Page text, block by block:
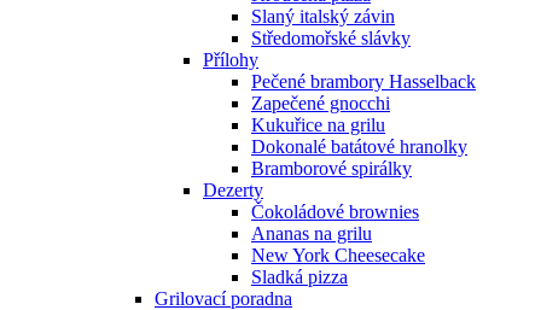
Slaný italský závin
Středomořské slávky
Přílohy
Pečené brambory Hasselback
Zapečené gnocchi
Kukuřice na grilu
Dokonalé batátové hranolky
Bramborové spirálky
Dezerty
Čokoládové brownies
Ananas na grilu
New York Cheesecake
Sladká pizza
Grilovací poradna